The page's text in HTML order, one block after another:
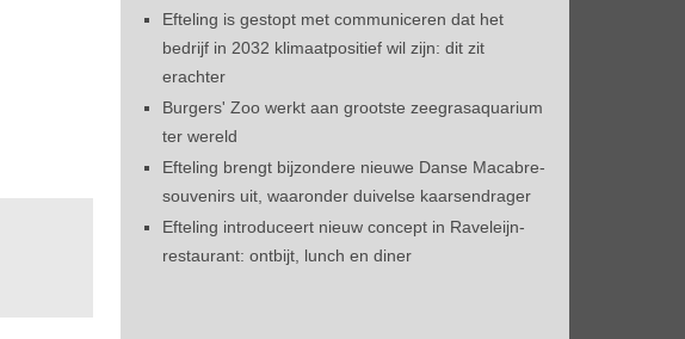
Efteling is gestopt met communiceren dat het
bedrijf in 2032 klimaatpositief wil zijn: dit zit
erachter
Burgers' Zoo werkt aan grootste zeegrasaquarium
ter wereld
Efteling brengt bijzondere nieuwe Danse Macabre-
souvenirs uit, waaronder duivelse kaarsendrager
Efteling introduceert nieuw concept in Raveleijn-
restaurant: ontbijt, lunch en diner